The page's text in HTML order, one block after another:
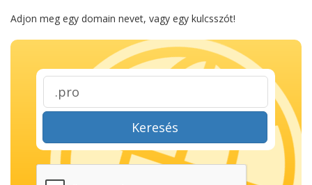
Adjon meg egy domain nevet, vagy egy kulcsszót!
Keresés